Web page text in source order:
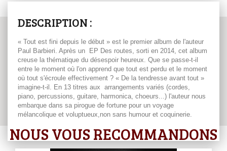
DESCRIPTION :
« Tout est fini depuis le début » est le premier album de l'auteur
Paul Barbieri. Après un EP Des routes, sorti en 2014, cet album
creuse la thématique du désespoir heureux. Que se passe-t-il
entre le moment où l'on apprend que tout est perdu et le moment
où tout s'écroule effectivement ? « De la tendresse avant tout »
imagine-t-il. En 13 titres aux arrangements variés (cordes,
piano, percussions, guitare, harmonica, choeurs...) l'auteur nous
embarque dans sa pirogue de fortune pour un voyage
mélancolique et voluptueux,non sans humour et coquinerie.
NOUS VOUS RECOMMANDONS